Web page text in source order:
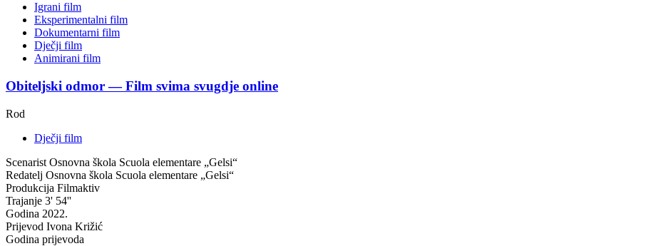
Igrani film
Eksperimentalni film
Dokumentarni film
Dječji film
Animirani film
Obiteljski odmor — Film svima svugdje online
Rod
Dječji film
Scenarist Osnovna škola Scuola elementare „Gelsi“
Redatelj Osnovna škola Scuola elementare „Gelsi“
Produkcija Filmaktiv
Trajanje 3' 54''
Godina 2022.
Prijevod Ivona Križić
Godina prijevoda